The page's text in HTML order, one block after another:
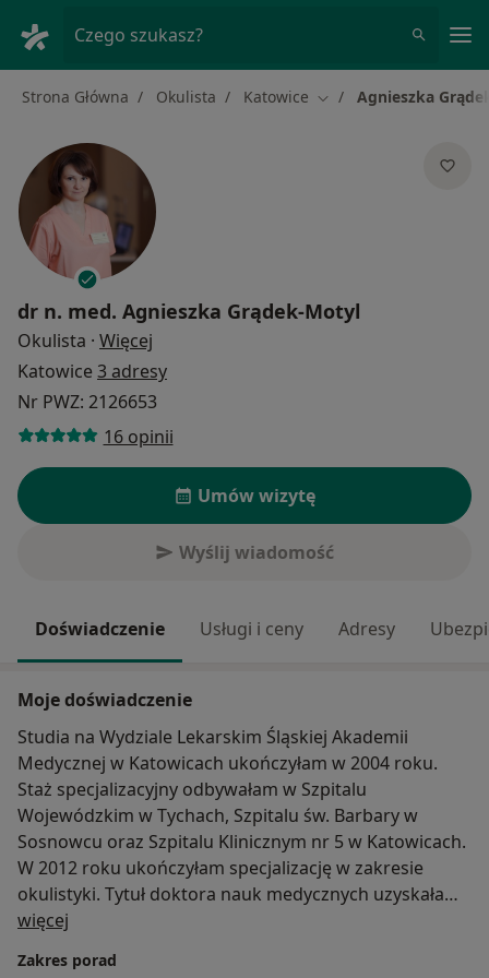
Czego szukasz?
Strona Główna Okulista Katowice Zmień miasto
Agnieszka
dr n. med. Agnieszka Grądek-Motyl
Okulista · Więcej
Katowice 3 adresy
Nr PWZ: 2126653
16 opinii
Umów wizytę
Wyślij wiadomość
Doświadczenie Usługi i ceny Adresy
Moje doświadczenie
Studia na Wydziale Lekarskim Śląskiej Akademii
Medycznej w Katowicach ukończyłam w 2004 roku.
Staż specjalizacyjny odbywałam w Szpitalu
Wojewódzkim w Tychach, Szpitalu św. Barbary w
Sosnowcu oraz Szpitalu Klinicznym nr 5 w Katowicach.
W 2012 roku ukończyłam specjalizację w zakresie
okulistyki. Tytuł doktora nauk medycznych uzyskałam
w 2016 roku na podstawie rozprawy doktorskiej pt.
zabiegu fakoemulsyfikacji zaćmy z wszczepieniem
więcej
Zakres porad